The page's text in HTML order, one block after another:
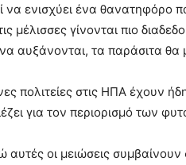
να ενισχύει ένα θανατηφόρο
μέλισσες γίνονται πιο
αυξάνονται, τα παράσιτα
πολιτείες στις ΗΠΑ έχουν
για τον περιορισμό των
οι μειώσεις